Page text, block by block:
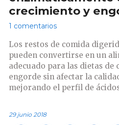
crecimiento y
1 comentarios
Los restos de comida
pueden convertirse en un
adecuado para las dietas
engorde sin afectar la
mejorando el perfil de
29 junio 2018